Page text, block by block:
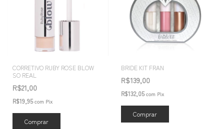
CORRETIVO RUBY ROSE BLOW
SO REAL
R$21,00
R$19,95com Pix
Comprar
BRIDE KIT FRAN
R$139,00
R$132,05com Pix